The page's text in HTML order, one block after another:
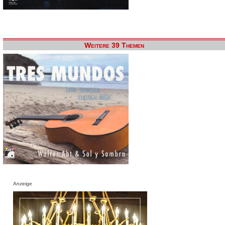
Weitere 39 Themen
Anzeige